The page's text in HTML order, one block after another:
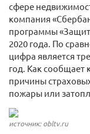
сфере
компания
программы
2020 года. По
цифра является
год. Как
причины
пожары или
источник: obltv.ru